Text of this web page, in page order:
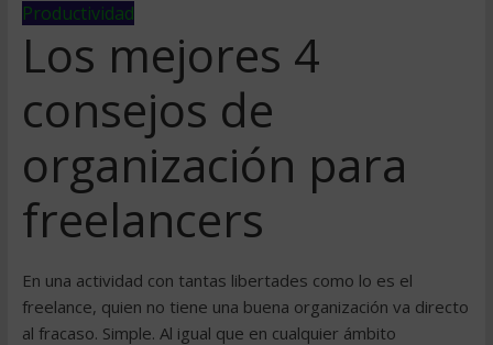
Productividad
Los mejores 4
consejos de
organización para
freelancers
En una actividad con tantas libertades como lo es el
freelance, quien no tiene una buena organización va directo
al fracaso. Simple. Al igual que en cualquier ámbito